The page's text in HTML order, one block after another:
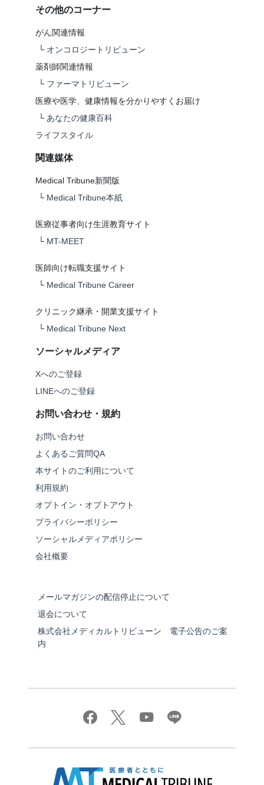
その他のコーナー
がん関連情報
└ オンコロジートリビューン
薬剤師関連情報
└ ファーマトリビューン
医療や医学、健康情報を分かりやすくお届け
└ あなたの健康百科
ライフスタイル
関連媒体
Medical Tribune新聞版
└ Medical Tribune本紙
医療従事者向け生涯教育サイト
└ MT-MEET
医師向け転職支援サイト
└ Medical Tribune Career
クリニック継承・開業支援サイト
└ Medical Tribune Next
ソーシャルメディア
Xへのご登録
LINEへのご登録
お問い合わせ・規約
お問い合わせ
よくあるご質問QA
本サイトのご利用について
利用規約
オプトイン・オプトアウト
プライバシーポリシー
ソーシャルメディアポリシー
会社概要
メールマガジンの配信停止について
退会について
株式会社メディカルトリビューン 電子公告のご案
内